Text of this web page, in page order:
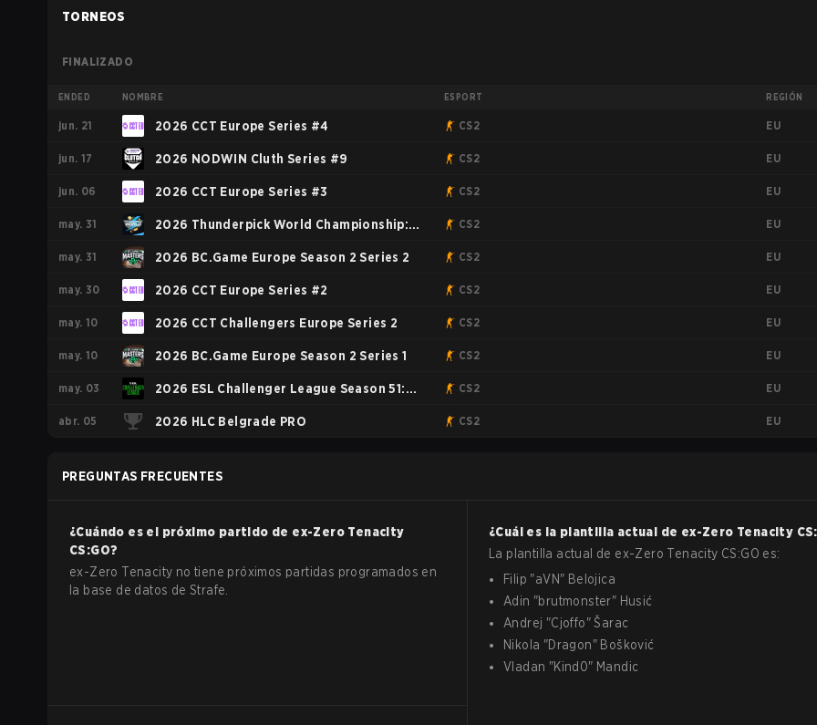
TORNEOS
FINALIZADO
ENDED NOMBRE ESPORT REGIÓN
jun. 21 2026 CCT Europe Series #4 CS2 EU
jun. 17 2026 NODWIN Cluth Series #9 CS2 EU
jun. 06 2026 CCT Europe Series #3 CS2 EU
may. 31 2026 Thunderpick World Championship:
European Series #1
CS2 EU
may. 31 2026 BC.Game Europe Season 2 Series 2 CS2 EU
may. 30 2026 CCT Europe Series #2 CS2 EU
may. 10 2026 CCT Challengers Europe Series 2 CS2 EU
may. 10 2026 BC.Game Europe Season 2 Series 1 CS2 EU
may. 03 2026 ESL Challenger League Season 51:
Europe - Cup #4
CS2 EU
abr. 05 2026 HLC Belgrade PRO CS2 EU
PREGUNTAS FRECUENTES
¿Cuándo es el próximo partido de ex-Zero Tenacity
CS:GO?
ex-Zero Tenacity no tiene próximos partidas programados en
la base de datos de Strafe.
¿Cuál es la plantilla actual de ex-Zero Tenacity
La plantilla actual de ex-Zero Tenacity CS:GO es:
Filip "aVN" Belojica
Adin "brutmonster" Husić
Andrej "Cjoffo"Šarac
Nikola "Dragon" Bošković
Vladan "Kind0" Mandic